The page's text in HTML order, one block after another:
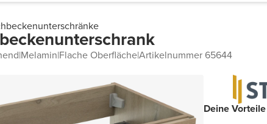
|Melamin|Flache Oberfläche|Artikelnummer 65644
Deine Vorteile